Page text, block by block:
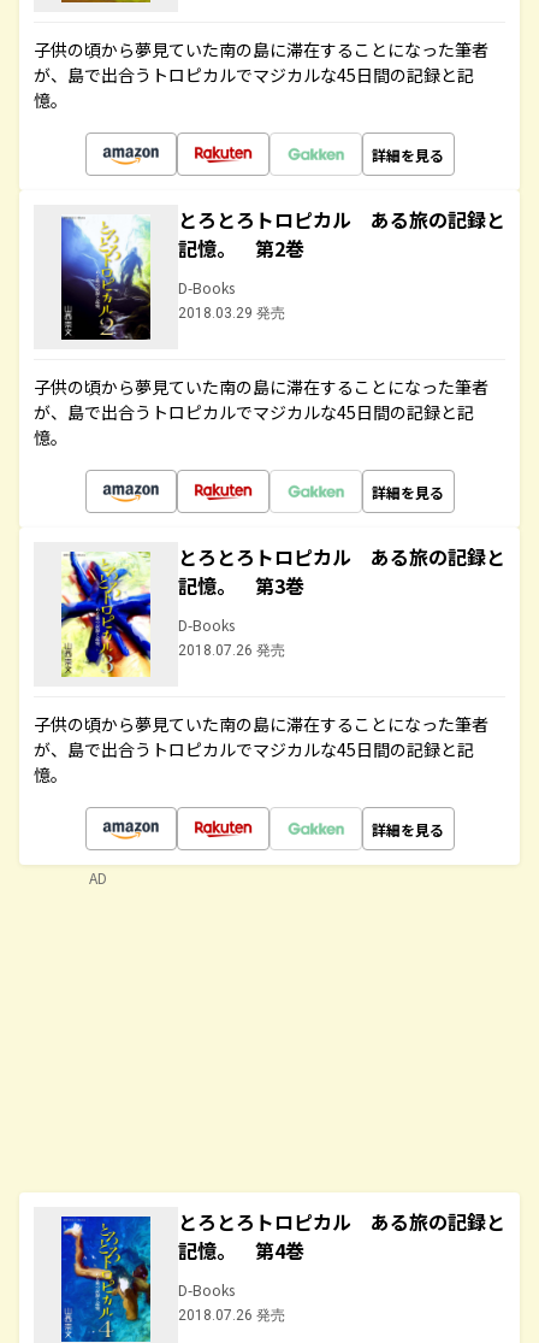
子供の頃から夢見ていた南の島に滞在することになった筆者
が、島で出合うトロピカルでマジカルな45日間の記録と記
憶。
詳細を見る
とろとろトロピカル ある旅の記録と
記憶。 第2巻
D-Books
2018.03.29 発売
子供の頃から夢見ていた南の島に滞在することになった筆者
が、島で出合うトロピカルでマジカルな45日間の記録と記
憶。
詳細を見る
とろとろトロピカル ある旅の記録と
記憶。 第3巻
D-Books
2018.07.26 発売
子供の頃から夢見ていた南の島に滞在することになった筆者
が、島で出合うトロピカルでマジカルな45日間の記録と記
憶。
詳細を見る
とろとろトロピカル ある旅の記録と
記憶。 第4巻
D-Books
2018.07.26 発売
AD